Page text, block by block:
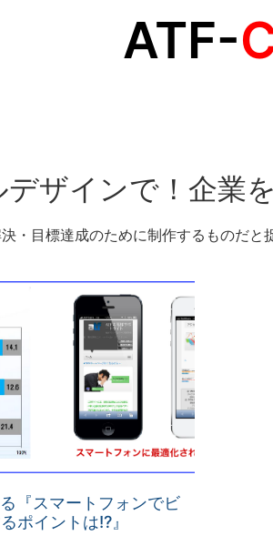
ATF-
ザインで！企業
・目標達成のために制作するものだと
『スマートフォンでビ
ポイントは!?』